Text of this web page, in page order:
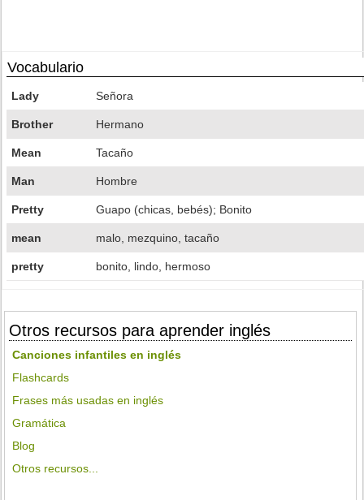
Vocabulario
Lady Señora
Brother Hermano
Mean Tacaño
Man Hombre
Pretty Guapo (chicas, bebés); Bonito
mean malo, mezquino, tacaño
pretty bonito, lindo, hermoso
Otros recursos para aprender inglés
Canciones infantiles en inglés
Flashcards
Frases más usadas en inglés
Gramática
Blog
Otros recursos...